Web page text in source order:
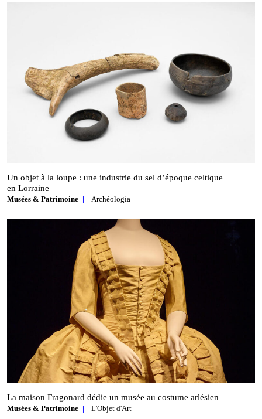
Un objet à la loupe : une industrie du sel d’époque celtique
en Lorraine
Musées & Patrimoine Archéologia
La maison Fragonard dédie un musée au costume arlésien
Musées & Patrimoine L'Objet d'Art